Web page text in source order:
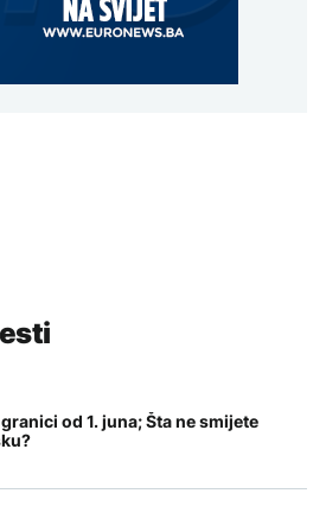
od 1. juna; Šta ne smijete